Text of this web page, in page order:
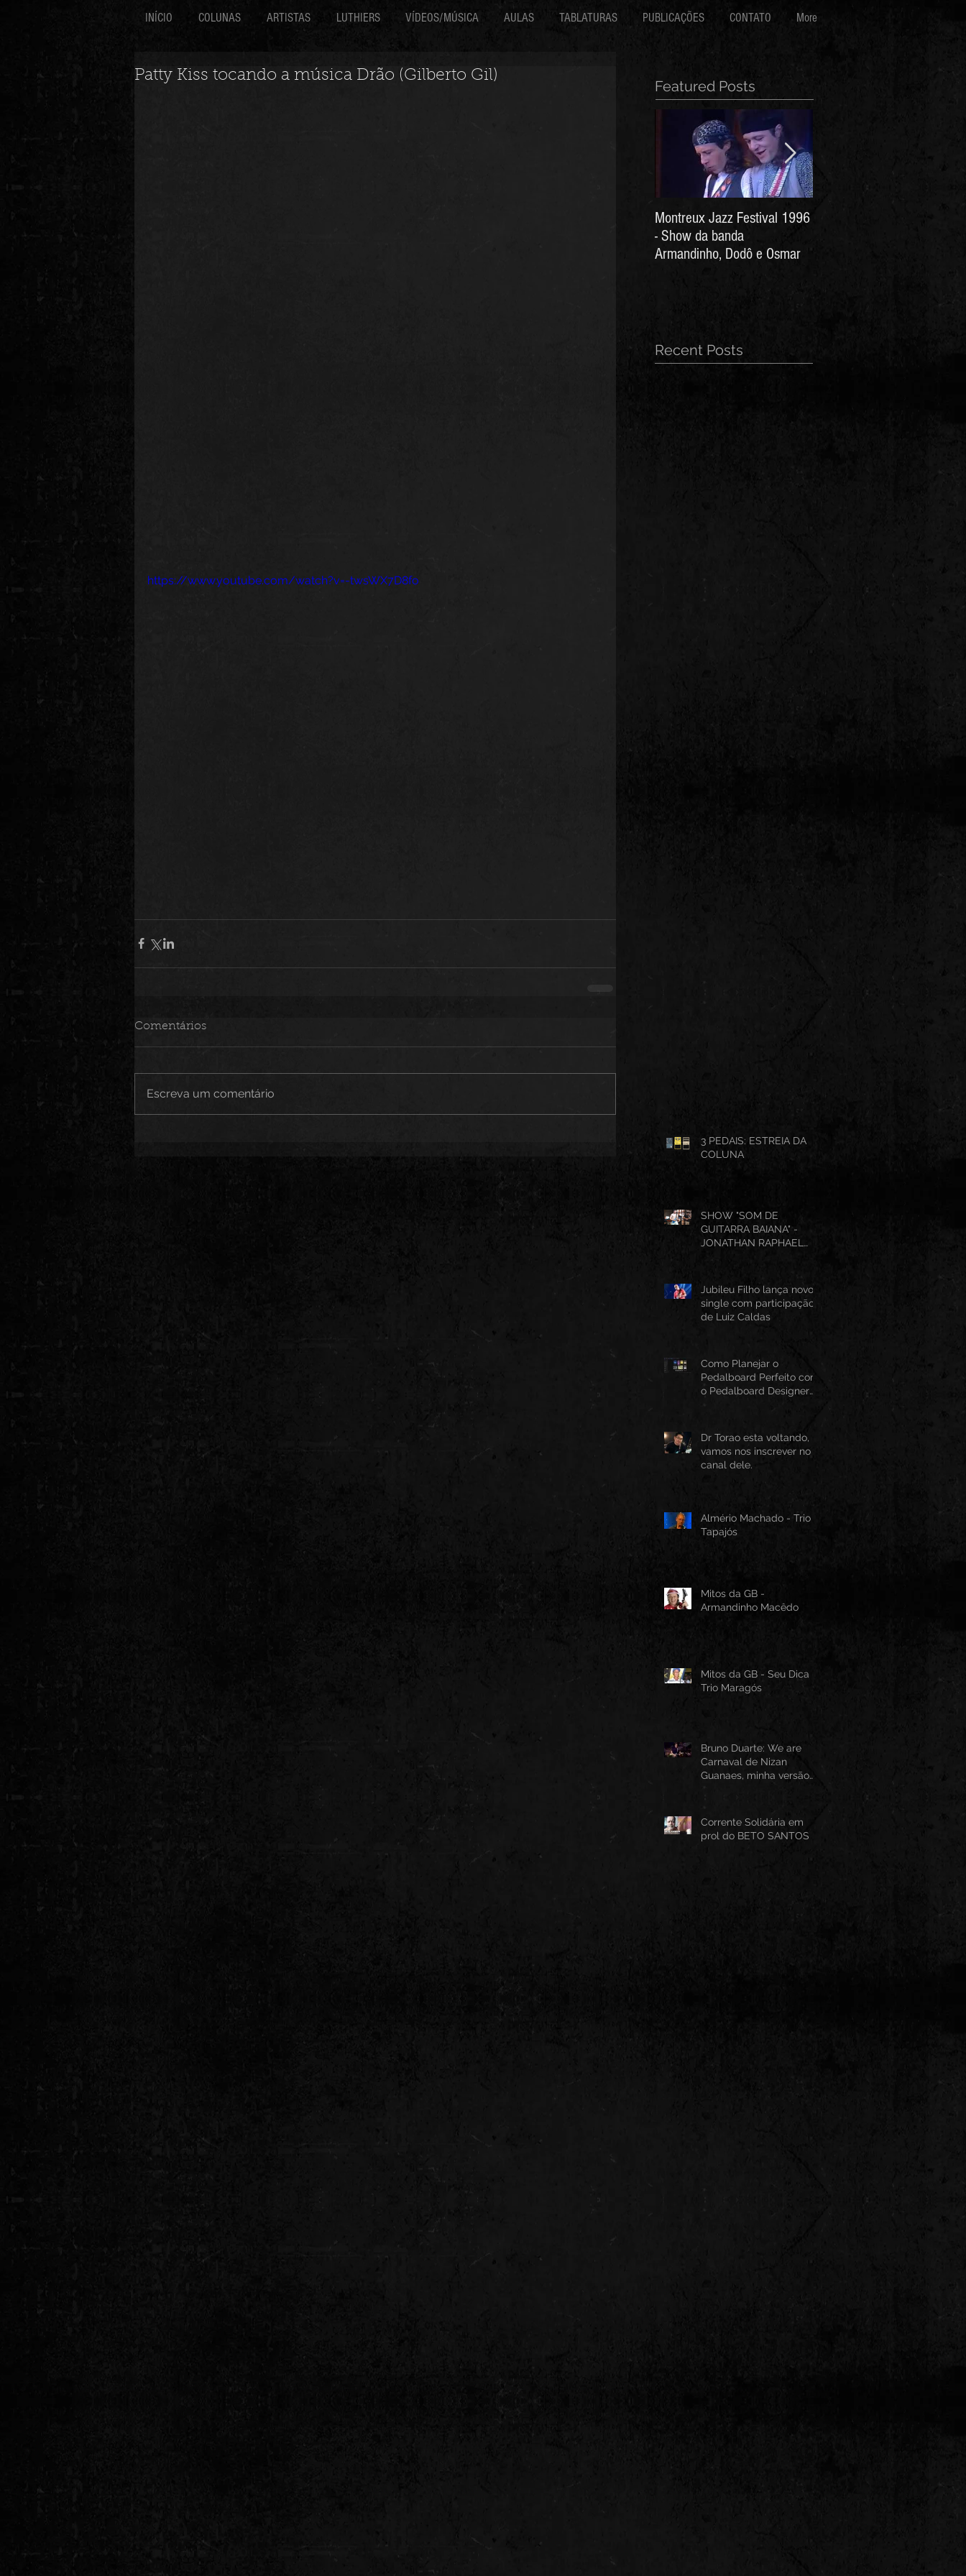
INÍCIO COLUNAS ARTISTAS LUTHIERS VÍDEOS/MÚSICA AULAS TABLATURAS PUBLICAÇÕES CONTATO More
Patty Kiss tocando a música Drão (Gilberto Gil)
https://www.youtube.com/watch?v=-twsWX7D8fo
Comentários
Escreva um comentário
Featured Posts
Montreux Jazz Festival 1996
- Show da banda
Armandinho, Dodô e Osmar
Recent Posts
3 PEDAIS: ESTREIA DA
COLUNA
SHOW "SOM DE
GUITARRA BAIANA" -
JONATHAN RAPHAEL
Jubileu Filho lança novo
single com participação
de Luiz Caldas
Como Planejar o
Pedalboard Perfeito com
o Pedalboard Designer
Dr Torao esta voltando,
vamos nos inscrever no
canal dele.
Almério Machado - Trio
Tapajós
Mitos da GB -
Armandinho Macêdo
Mitos da GB - Seu Dica -
Trio Maragós
Bruno Duarte: We are
Carnaval de Nizan
Guanaes, minha versão
Corrente Solidária em
prol do BETO SANTOS